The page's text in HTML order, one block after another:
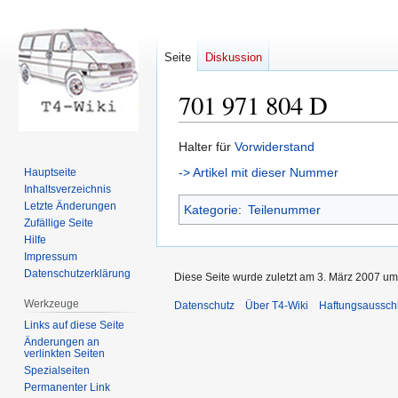
701 971 804 D
Zur
Navigation
Zur
Suche
Halter für Vorwiderstand
-> Artikel mit dieser Nummer
Kategorie: Teilenummer
Seite Diskussion
Hauptseite
Inhaltsverzeichnis
Letzte Änderungen
Zufällige Seite
Hilfe
Impressum
Datenschutzerklärung
Werkzeuge
Links auf diese Seite
Änderungen an
verlinkten Seiten
Spezialseiten
Permanenter Link
Diese Seite wurde zuletzt am 3. März 2007
Datenschutz Über T4-Wiki